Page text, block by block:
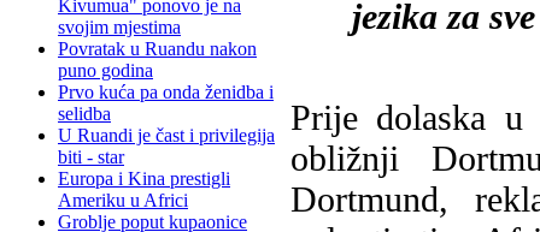
Kivumua" ponovo je na
svojim mjestima
Povratak u Ruandu nakon
puno godina
Prvo kuća pa onda ženidba i
selidba
U Ruandi je čast i privilegija
biti - star
Europa i Kina prestigli
Ameriku u Africi
Groblje poput kupaonice
jezika za
Prije dolaska u
obližnji
Dortmund,